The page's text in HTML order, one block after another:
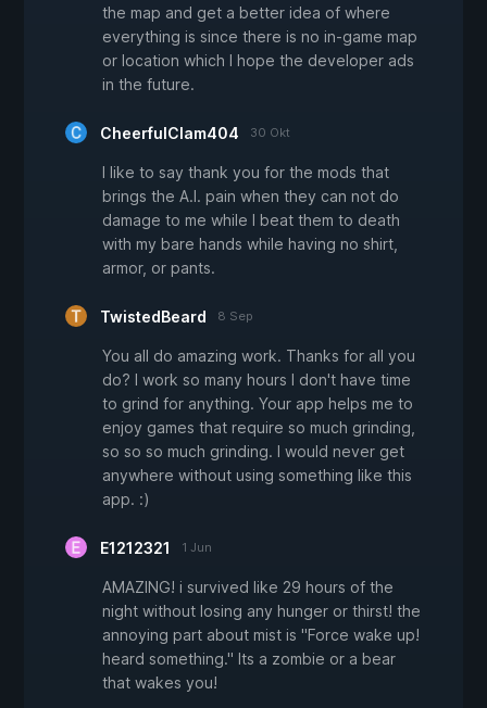
the map and get a better idea of where
everything is since there is no in-game map
or location which I hope the developer ads
in the future.
CheerfulClam404 30 Okt
I like to say thank you for the mods that
brings the A.I. pain when they can not do
damage to me while I beat them to death
with my bare hands while having no shirt,
armor, or pants.
TwistedBeard 8 Sep
You all do amazing work. Thanks for all you
do? I work so many hours I don't have time
to grind for anything. Your app helps me to
enjoy games that require so much grinding,
so so so much grinding. I would never get
anywhere without using something like this
app. :)
E1212321 1 Jun
AMAZING! i survived like 29 hours of the
night without losing any hunger or thirst! the
annoying part about mist is "Force wake up!
heard something." Its a zombie or a bear
that wakes you!